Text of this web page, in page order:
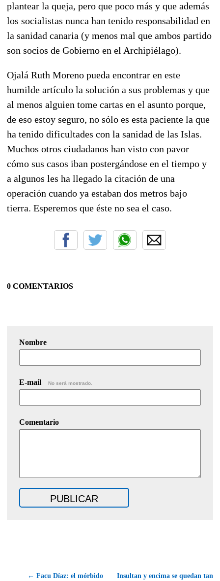
plantear la queja, pero que poco más y que además
los socialistas nunca han tenido responsabilidad en
la sanidad canaria (y menos mal que ambos partido
son socios de Gobierno en el Archipiélago).
Ojalá Ruth Moreno pueda encontrar en este
humilde artículo la solución a sus problemas y que
al menos alguien tome cartas en el asunto porque,
de eso estoy seguro, no sólo es esta paciente la que
ha tenido dificultades con la sanidad de las Islas.
Muchos otros ciudadanos han visto con pavor
cómo sus casos iban postergándose en el tiempo y
a algunos les ha llegado la citación de una
operación cuando ya estaban dos metros bajo
tierra. Esperemos que éste no sea el caso.
0 COMENTARIOS
Nombre
E-mail No será mostrado.
Comentario
← Facu Díaz: el mórbido Insultan y encima se quedan tan